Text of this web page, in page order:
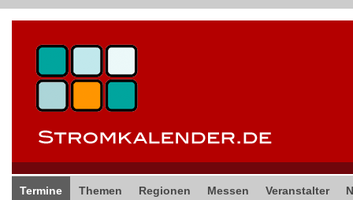
Termine Themen Regionen Messen Veranstalter